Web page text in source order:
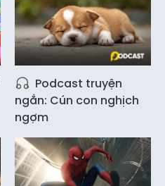
Podcast truyện
ngắn: Cún con nghịch
ngợm